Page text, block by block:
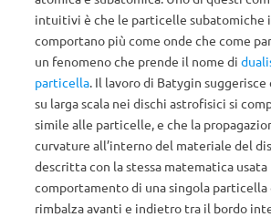
intuitivi è che le particelle subatomiche
comportano più come onde che come
un fenomeno che prende il nome di
particella. Il lavoro di Batygin
su larga scala nei dischi astrofisici si
simile alle particelle, e che la
curvature all’interno del materiale del
descritta con la stessa matematica
comportamento di una singola
rimbalza avanti e indietro tra il bordo